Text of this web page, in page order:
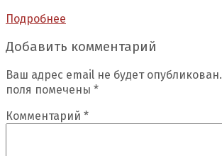
Подробнее
Добавить комментарий
Ваш адрес email не будет опубликован.
поля помечены *
Комментарий *